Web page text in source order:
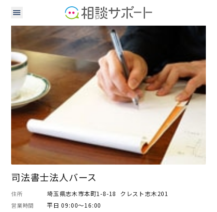
司法書士法人バース
住所 埼玉県志木市本町1-8-18 クレスト志木201
営業時間 平日 09:00～16:00